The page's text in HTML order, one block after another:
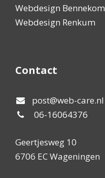
Webdesign Bennekom
Webdesign Renkum
Contact
post@web-care.nl
06-16064376
Geertjesweg 10
6706 EC Wageningen